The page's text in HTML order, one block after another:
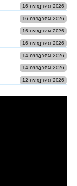
16 กรกฎาคม 2026
16 กรกฎาคม 2026
16 กรกฎาคม 2026
16 กรกฎาคม 2026
14 กรกฎาคม 2026
14 กรกฎาคม 2026
12 กรกฎาคม 2026